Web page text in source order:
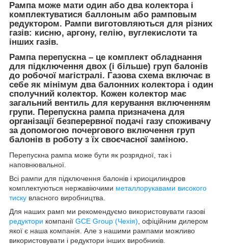
Рампа може мати один або два колектора і
комплектуватися баллоным або рамповым
редуктором. Рампи виготовляються для різних
газів: кисню, аргону, гелію, вуглекислоти та
інших газів.
Рампа перепускна – це комплект обладнання
для підключення двох (і більше) груп балонів
до робочої магістралі. Газова схема включає в
себе як мінімум два балонних колектора і один
сполучний колектор. Кожен колектор має
загальний вентиль для керування включенням
групи. Перепускна рампа призначена для
організації безперервної подачі газу споживачу
за допомогою почергового включення груп
балонів в роботу з їх своєчасної заміною.
Перепускна рампа може бути як розрядної, так і
наповнювальної.
Всі рампи для підключення балонів і криоцилиндров
комплектуються нержавіючими металлорукавами високого
тиску власного виробництва.
Для наших рамп ми рекомендуємо використовувати газові
редуктори компанії GCE Group (Чехія) , офіційним дилером
якої є наша компанія. Але з нашими рампами можливо
використовувати і редуктори інших виробників.